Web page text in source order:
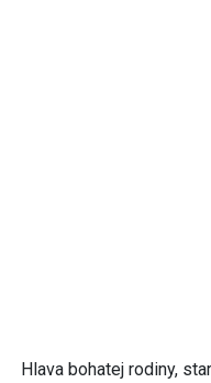
Hlava bohatej rodiny,